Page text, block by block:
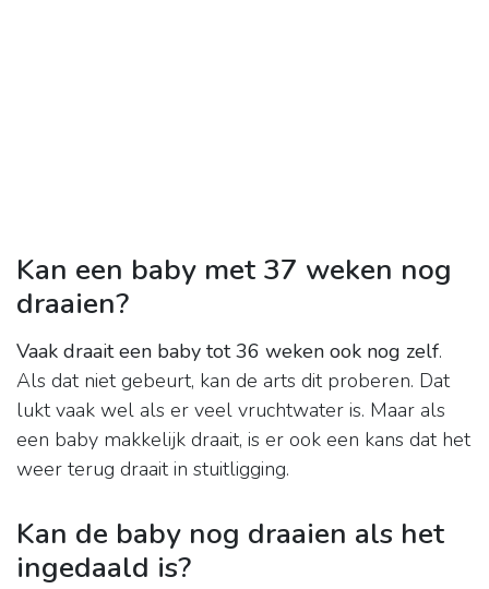
Kan een baby met 37 weken nog
draaien?
Vaak draait een baby tot 36 weken ook nog zelf.
Als dat niet gebeurt, kan de arts dit proberen. Dat
lukt vaak wel als er veel vruchtwater is. Maar als
een baby makkelijk draait, is er ook een kans dat het
weer terug draait in stuitligging.
Kan de baby nog draaien als het
ingedaald is?